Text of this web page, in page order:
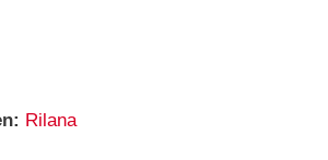
Rilana